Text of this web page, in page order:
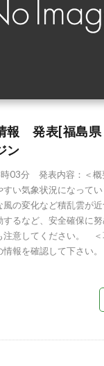
報 発表[福島県
ン
03分 発表内容：＜概
い気象状況になって
風の変化など積乱雲が
るなど、安全確保に努
注意してください。
報を確認して下さい